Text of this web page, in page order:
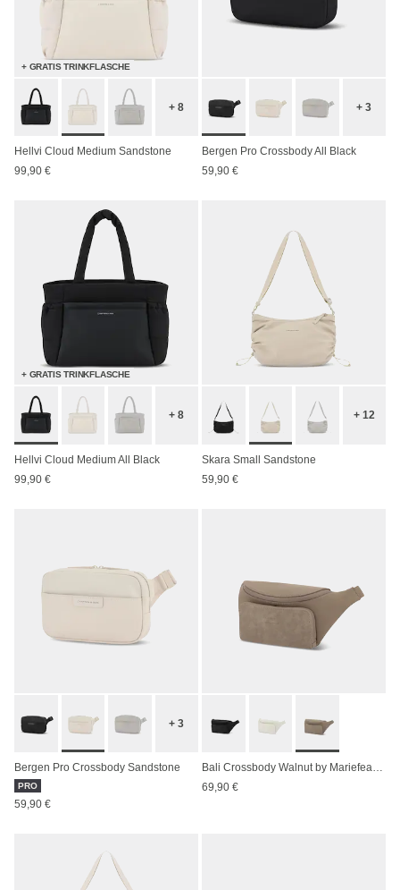
+ GRATIS TRINKFLASCHE
+ 8
Hellvi Cloud Medium Sandstone
99,90 €
+ 3
Bergen Pro Crossbody All Black
59,90 €
+ GRATIS TRINKFLASCHE
+ 8
Hellvi Cloud Medium All Black
99,90 €
+ 12
Skara Small Sandstone
59,90 €
+ 3
Bergen Pro Crossbody Sandstone
PRO
59,90 €
Bali Crossbody Walnut by Mariefeandjakesnow
69,90 €